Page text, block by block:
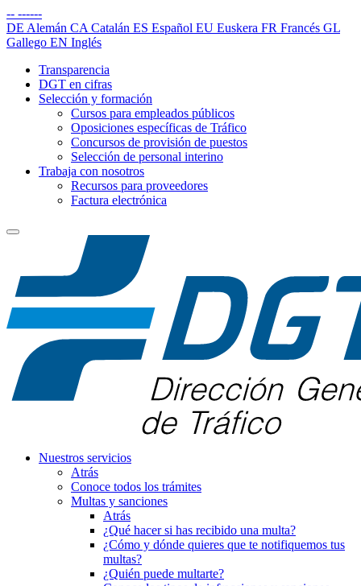
-- ------
DE Alemán CA Catalán ES Español EU Euskera FR Francés GL
Gallego EN Inglés
Transparencia
DGT en cifras
Selección y formación
Cursos para empleados públicos
Oposiciones específicas de Tráfico
Concursos de provisión de puestos
Selección de personal interino
Trabaja con nosotros
Recursos para proveedores
Factura electrónica
Nuestros servicios
Atrás
Conoce todos los trámites
Multas y sanciones
Atrás
¿Qué hacer si has recibido una multa?
¿Cómo y dónde quieres que te notifiquemos tus
multas?
¿Quién puede multarte?